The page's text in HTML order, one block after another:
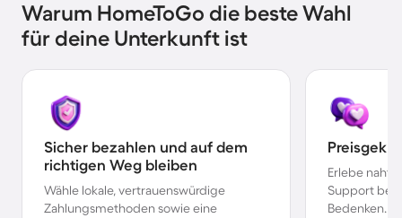
Warum HomeToGo die beste Wahl
für deine Unterkunft ist
Sicher bezahlen und auf dem
richtigen Weg bleiben
Wähle lokale, vertrauenswürdige
Zahlungsmethoden sowie eine
Erlebe
Support bei
Bedenken.